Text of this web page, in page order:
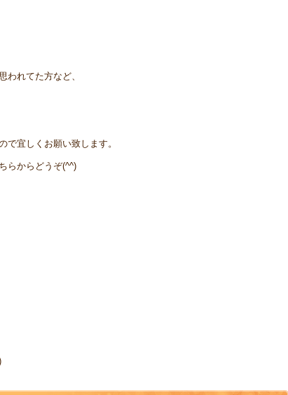
われてた方など、
で宜しくお願い致します。
らからどうぞ(^^)